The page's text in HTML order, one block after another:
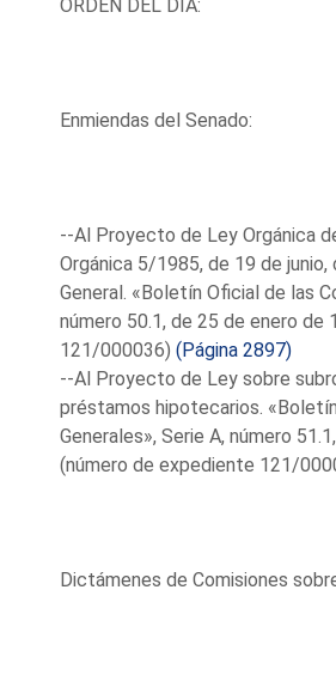
ORDEN DEL DIA:
Enmiendas del Senado:
--Al Proyecto de Ley Orgánica
Orgánica 5/1985, de 19 de
General. «Boletín Oficial de las
número 50.1, de 25 de enero de
121/000036) (Página 2897)
--Al Proyecto de Ley sobre
préstamos hipotecarios.
Generales», Serie A, número
(número de expediente 121/
Dictámenes de Comisiones